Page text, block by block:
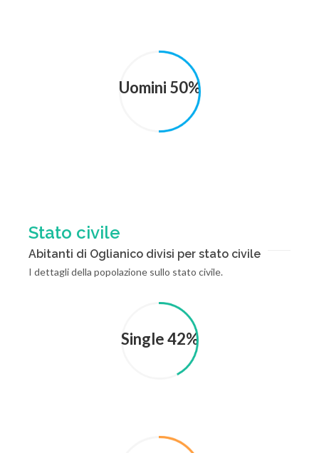
Uomini 50%
Stato civile
Abitanti di Oglianico divisi per stato civile
I dettagli della popolazione sullo stato civile.
Single 42%